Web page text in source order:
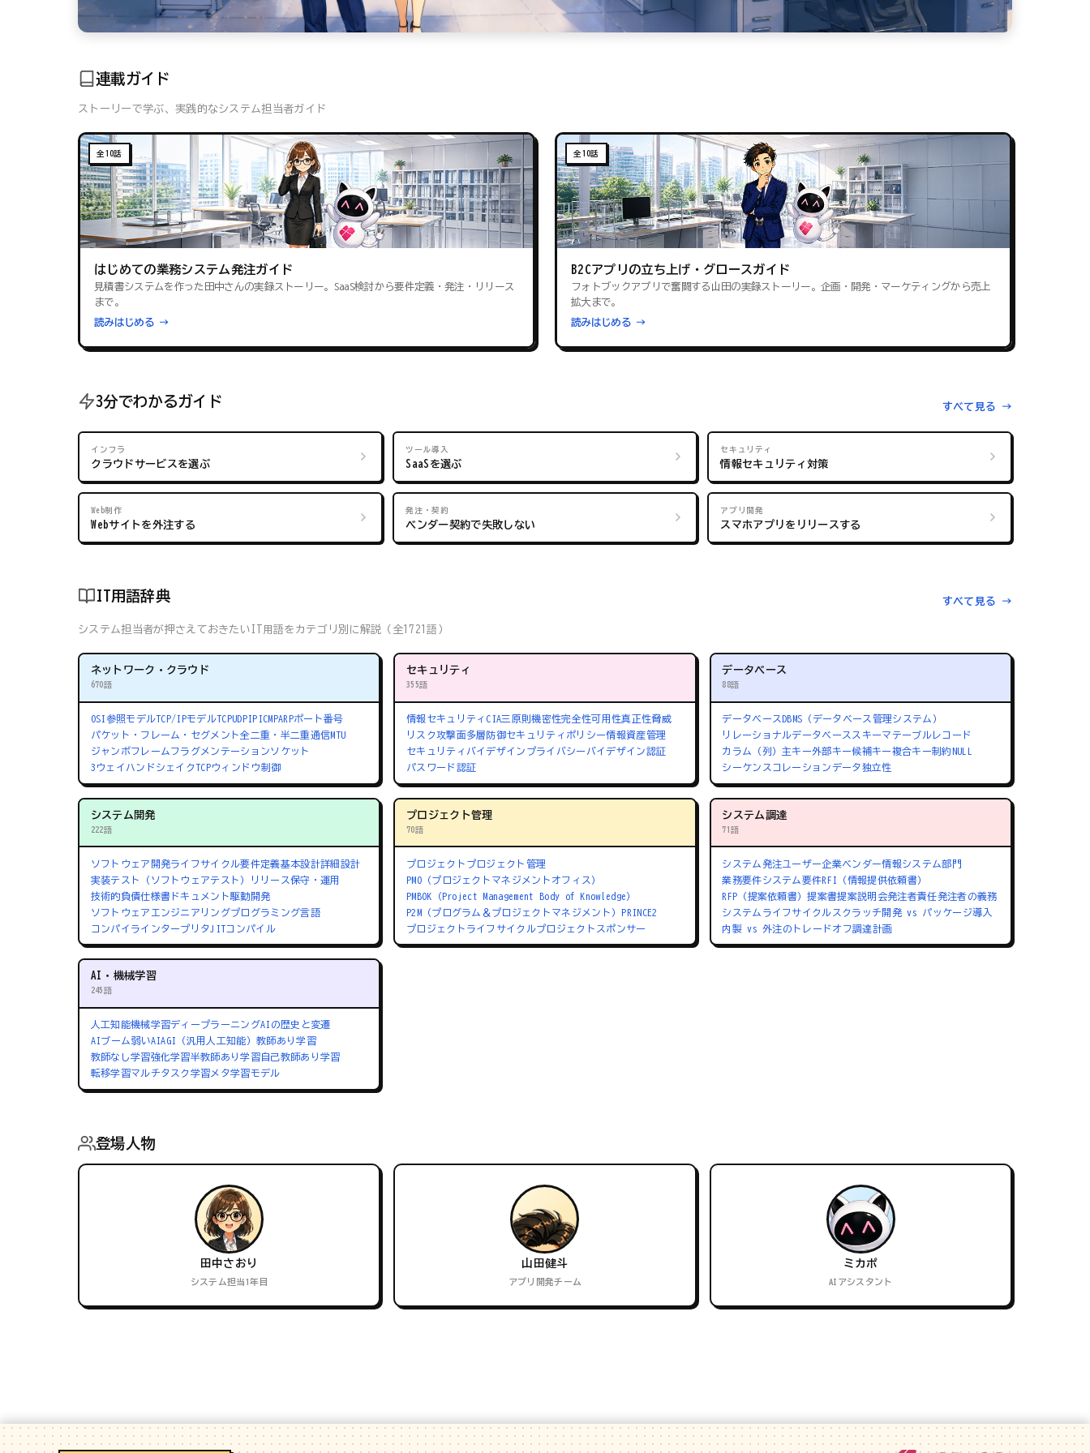
連載ガイド
ストーリーで学ぶ、実践的なシステム担当者ガイド
全10話
はじめての業務システム発注ガイド
見積書システムを作った田中さんの実録ストーリー。SaaS検討から要件定義・発注・リリース
まで。
読みはじめる →
全10話
B2Cアプリの立ち上げ・グロースガイド
フォトブックアプリで奮闘する山田の実録ストーリー。企画・開発・マーケティングから売上
拡大まで。
読みはじめる →
3分でわかるガイド すべて見る →
インフラ
クラウドサービスを選ぶ
ツール導入
SaaSを選ぶ
セキュリティ
情報セキュリティ対策
Web制作
Webサイトを外注する
発注・契約
ベンダー契約で失敗しない
アプリ開発
スマホアプリをリリースする
IT用語辞典 すべて見る →
システム担当者が押さえておきたいIT用語をカテゴリ別に解説（全1721語）
ネットワーク・クラウド
670語
OSI参照モデルTCP/IPモデルTCPUDPIPICMPARPポート番号
パケット・フレーム・セグメント全二重・半二重通信MTU
ジャンボフレーム フラグメンテーションソケット
3ウェイハンドシェイクTCPウィンドウ制御
セキュリティ
355語
情報セキュリティ CIA三原則機密性完全性可用性真正性脅威
リスク攻撃面多層防御セキュリティポリシー情報資産管理
セキュリティバイデザイン プライバシーバイデザイン認証
パスワード認証
データベース
88語
データベースDBMS（データベース管理システム）
リレーショナルデータベース スキーマ テーブルレコード
カラム（列）主キー外部キー候補キー複合キー制約NULL
シーケンス コレーションデータ独立性
システム開発
222語
ソフトウェア開発ライフサイクル要件定義基本設計詳細設計
実装テスト（ソフトウェアテスト） リリース保守・運用
技術的負債仕様書 ドキュメント駆動開発
ソフトウェアエンジニアリングプログラミング言語
コンパイラインタープリタ JITコンパイル
プロジェクト管理
70語
プロジェクト プロジェクト管理
PMO（プロジェクトマネジメントオフィス）
PMBOK（Project Management Body of Knowledge）
P2M（プログラム＆プロジェクトマネジメント）PRINCE2
プロジェクトライフサイクルプロジェクトスポンサー
システム調達
71語
システム発注ユーザー企業ベンダー情報システム部門
業務要件システム要件RFI（情報提供依頼書）
RFP（提案依頼書）提案書提案説明会発注者責任発注者の義務
システムライフサイクル スクラッチ開発 vs パッケージ導入
内製 vs 外注のトレードオフ調達計画
AI・機械学習
245語
人工知能機械学習ディープラーニングAIの歴史と変遷
AIブーム 弱いAIAGI（汎用人工知能）教師あり学習
教師なし学習強化学習半教師あり学習自己教師あり学習
転移学習マルチタスク学習メタ学習モデル
登場人物
田中さおり
システム担当1年目
山田健斗
アプリ開発チーム
ミカポ
AIアシスタント